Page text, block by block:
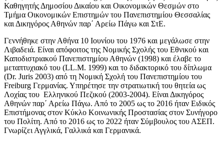
Καθηγητής Δημοσίου Δικαίου και Οικονομικών Θεσμών στο
Τμήμα Οικονομικών Επιστημών του Πανεπιστημίου Θεσσαλίας
και Δικηγόρος Αθηνών παρ΄ Αρείω Πάγω και ΣτΕ.
Γεννήθηκε στην Αθήνα 10 Ιουνίου του 1976 και μεγάλωσε στην
Λιβαδειά. Είναι απόφοιτος της Νομικής Σχολής του Εθνικού και
Καποδιστριακού Πανεπιστημίου Αθηνών (1998) και έλαβε το
μεταπτυχιακό του (LL.M. 1999) και το διδακτορικό του δίπλωμα
(Dr. Juris 2003) από τη Νομική Σχολή του Πανεπιστημίου του
Freiburg Γερμανίας. Υπηρέτησε την στρατιωτική του θητεία ως
Λοχίας του Ελληνικού Πεζικού (2003-2004). Είναι Δικηγόρος
Αθηνών παρ΄ Αρείω Πάγω. Από το 2005 ως το 2016 ήταν Ειδικός
Επιστήμονας στον Κύκλο Κοινωνικής Προστασίας στον Συνήγορο
του Πολίτη. Από το 2016 ως το 2022 ήταν Σύμβουλος του ΑΣΕΠ.
Γνωρίζει Αγγλικά, Γαλλικά και Γερμανικά.